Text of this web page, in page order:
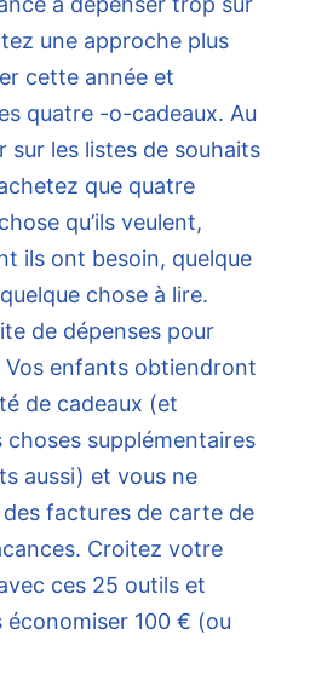
une approche plus
cette année et
quatre -o-cadeaux. Au
sur les listes de souhaits
que quatre
qu’ils veulent,
ils ont besoin, quelque
chose à lire.
de dépenses pour
Vos enfants obtiendront
de cadeaux (et
supplémentaires
aussi) et vous ne
factures de carte de
Croitez votre
ces 25 outils et
économiser 100 € (ou